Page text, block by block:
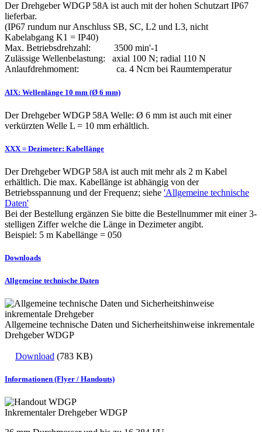
Der Drehgeber WDGP 58A ist auch mit der hohen Schutzart IP67
lieferbar.
(IP67 rundum nur Anschluss SB, SC, L2 und L3, nicht
Kabelabgang K1 = IP40)
Max. Betriebsdrehzahl: 3500 min'-1
Zulässige Wellenbelastung: axial 100 N; radial 110 N
Anlaufdrehmoment: ca. 4 Ncm bei Raumtemperatur
AIX: Wellenlänge 10 mm (Ø 6 mm)
Der Drehgeber WDGP 58A Welle: Ø 6 mm ist auch mit einer
verkürzten Welle L = 10 mm erhältlich.
XXX = Dezimeter: Kabellänge
Der Drehgeber WDGP 58A ist auch mit mehr als 2 m Kabel
erhältlich. Die max. Kabellänge ist abhängig von der
Betriebsspannung und der Frequenz; siehe 'Allgemeine technische
Daten'
Bei der Bestellung ergänzen Sie bitte die Bestellnummer mit einer 3-
stelligen Ziffer welche die Länge in Dezimeter angibt.
Beispiel: 5 m Kabellänge = 050
Downloads
Allgemeine technische Daten
Allgemeine technische Daten und Sicherheitshinweise inkrementale
Drehgeber WDGP
Download (783 KB)
Informationen (Flyer / Handouts)
Inkrementaler Drehgeber WDGP